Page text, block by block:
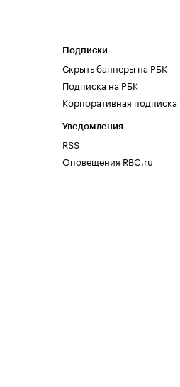
Подписки
Скрыть баннеры на РБК
Подписка на РБК
Корпоративная подписка
Уведомления
RSS
Оповещения RBC.ru